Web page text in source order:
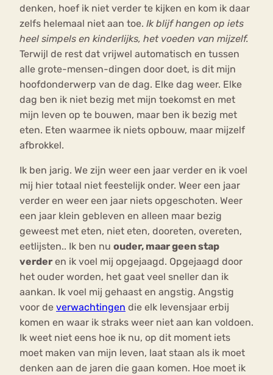
denken, hoef ik niet verder te kijken en kom ik daar
zelfs helemaal niet aan toe. Ik blijf hangen op iets
heel simpels en kinderlijks, het voeden van mijzelf.
Terwijl de rest dat vrijwel automatisch en tussen
alle grote-mensen-dingen door doet, is dit mijn
hoofdonderwerp van de dag. Elke dag weer. Elke
dag ben ik niet bezig met mijn toekomst en met
mijn leven op te bouwen, maar ben ik bezig met
eten. Eten waarmee ik niets opbouw, maar mijzelf
afbrokkel.
Ik ben jarig. We zijn weer een jaar verder en ik voel
mij hier totaal niet feestelijk onder. Weer een jaar
verder en weer een jaar niets opgeschoten. Weer
een jaar klein gebleven en alleen maar bezig
geweest met eten, niet eten, dooreten, overeten,
eetlijsten.. Ik ben nu ouder, maar geen stap
verder en ik voel mij opgejaagd. Opgejaagd door
het ouder worden, het gaat veel sneller dan ik
aankan. Ik voel mij gehaast en angstig. Angstig
voor de verwachtingen die elk levensjaar erbij
komen en waar ik straks weer niet aan kan voldoen.
Ik weet niet eens hoe ik nu, op dit moment iets
moet maken van mijn leven, laat staan als ik moet
denken aan de jaren die gaan komen. Hoe moet ik